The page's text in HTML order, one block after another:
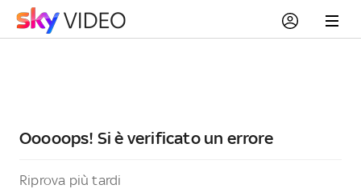
Ooooops! Si è verificato un errore
Riprova più tardi